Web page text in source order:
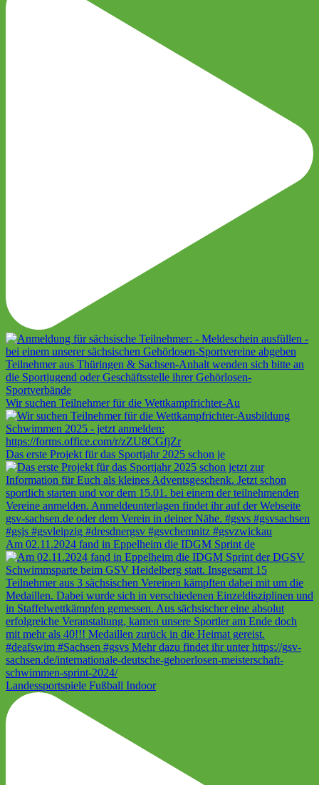
Wir suchen Teilnehmer für die Wettkampfrichter-Au
Das erste Projekt für das Sportjahr 2025 schon je
Am 02.11.2024 fand in Eppelheim die IDGM Sprint de
Landessportspiele Fußball Indoor